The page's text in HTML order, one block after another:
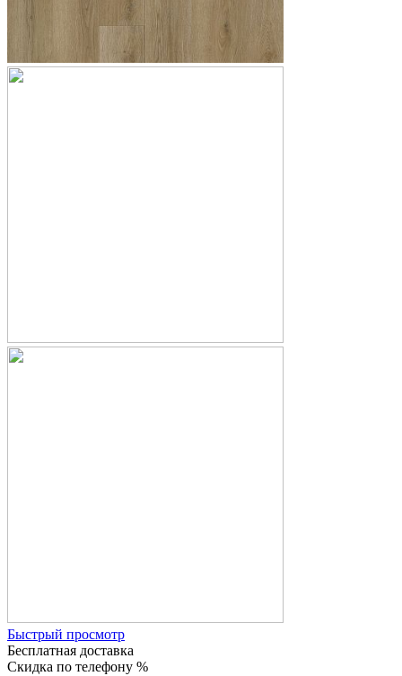
Быстрый просмотр
Бесплатная доставка
Скидка по телефону %